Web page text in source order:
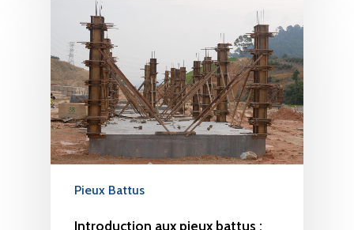
Pieux Battus
Introduction aux pieux battus :